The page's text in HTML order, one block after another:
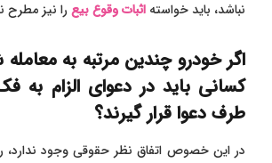
نباشد، باید خواسته اثبات وقوع بیع را نیز مطرح
اگر خودرو چندین مرتبه به
کسانی باید در دعوای الزام به
طرف دعوا قرار گیرند؟
در این خصوص اتفاق نظر حقوقی وجود ندارد،